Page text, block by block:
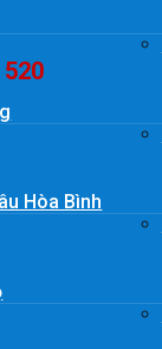
Hòa Bình